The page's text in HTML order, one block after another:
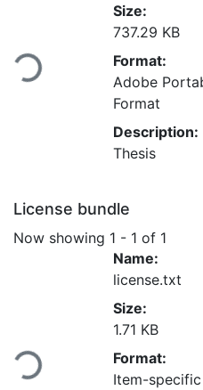
Size:
737.29 KB
Format:
Adobe
Format
Description:
Thesis
License bundle
Now showing 1 - 1 of 1
Name:
license.txt
Size:
1.71 KB
Format:
Item-